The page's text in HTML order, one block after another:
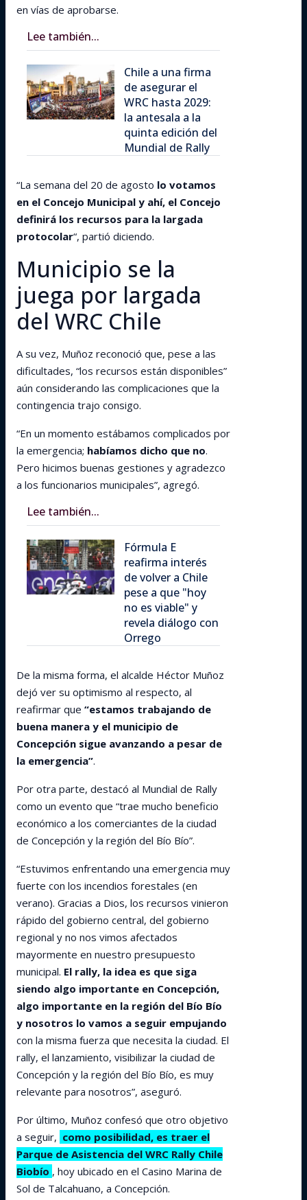
en vías de aprobarse.
Lee también...
Chile a una firma
de asegurar el
WRC hasta 2029:
la antesala a la
quinta edición del
Mundial de Rally
“La semana del 20 de agosto lo votamos
en el Concejo Municipal y ahí, el Concejo
definirá los recursos para la largada
protocolar“, partió diciendo.
Municipio se la
juega por largada
del WRC Chile
A su vez, Muñoz reconoció que, pese a las
dificultades, “los recursos están disponibles”
aún considerando las complicaciones que la
contingencia trajo consigo.
“En un momento estábamos complicados por
la emergencia; habíamos dicho que no.
Pero hicimos buenas gestiones y agradezco
a los funcionarios municipales”, agregó.
Lee también...
Fórmula E
reafirma interés
de volver a Chile
pese a que "hoy
no es viable" y
revela diálogo con
Orrego
De la misma forma, el alcalde Héctor Muñoz
dejó ver su optimismo al respecto, al
reafirmar que “estamos trabajando de
buena manera y el municipio de
Concepción sigue avanzando a pesar de
la emergencia”.
Por otra parte, destacó al Mundial de Rally
como un evento que “trae mucho beneficio
económico a los comerciantes de la ciudad
de Concepción y la región del Bío Bío”.
“Estuvimos enfrentando una emergencia muy
fuerte con los incendios forestales (en
verano). Gracias a Dios, los recursos vinieron
rápido del gobierno central, del gobierno
regional y no nos vimos afectados
mayormente en nuestro presupuesto
municipal. El rally, la idea es que siga
siendo algo importante en Concepción,
algo importante en la región del Bío Bío
y nosotros lo vamos a seguir empujando
con la misma fuerza que necesita la ciudad. El
rally, el lanzamiento, visibilizar la ciudad de
Concepción y la región del Bío Bío, es muy
relevante para nosotros”, aseguró.
Por último, Muñoz confesó que otro objetivo
a seguir, como posibilidad, es traer el
Parque de Asistencia del WRC Rally Chile
Biobío , hoy ubicado en el Casino Marina de
Sol de Talcahuano, a Concepción.